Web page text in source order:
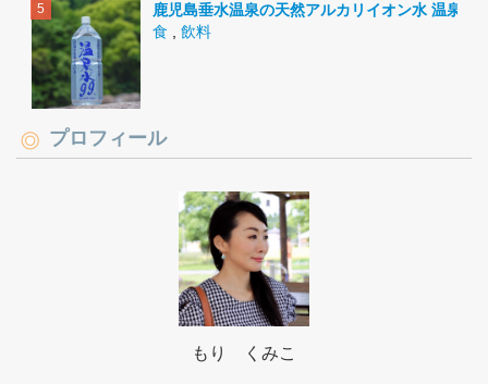
鹿児島垂水温泉の天然アルカリイオン水 温泉水
食
飲料
プロフィール
もり くみこ